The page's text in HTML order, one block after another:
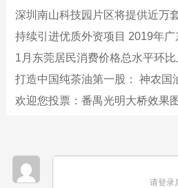
深圳南山科技园片区将提供近万
持续引进优质外资项目 2019年广
1月东莞居民消费价格总水平环比
打造中国纯茶油第一股： 神农国
欢迎您投票：番禺光明大桥效果
请登录